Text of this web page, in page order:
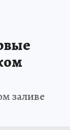
заливе